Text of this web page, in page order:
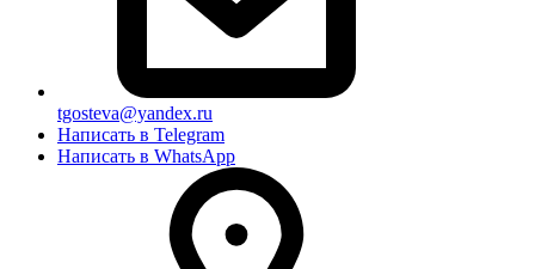
tgosteva@yandex.ru
Написать в Telegram
Написать в WhatsApp